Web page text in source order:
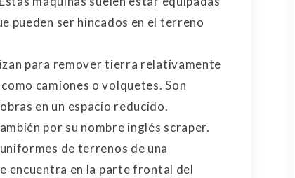
pueden ser hincados en el terreno
para remover tierra relativamente
camiones o volquetes. Son
en un espacio reducido.
por su nombre inglés scraper.
de terrenos de una
encuentra en la parte frontal del